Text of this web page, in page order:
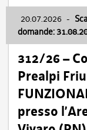
20.07.2026 -
domande:
312/26 –
Prealpi
presso